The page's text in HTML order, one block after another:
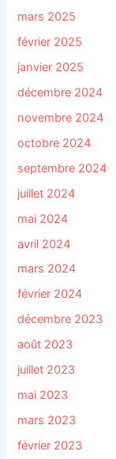
mars 2025
février 2025
janvier 2025
décembre 2024
novembre 2024
octobre 2024
septembre 2024
juillet 2024
mai 2024
avril 2024
mars 2024
février 2024
décembre 2023
août 2023
juillet 2023
mai 2023
mars 2023
février 2023